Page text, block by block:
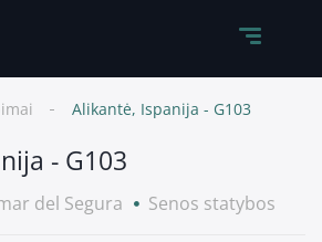
Alikantė, Ispanija - G103
- G103
del Segura Senos statybos